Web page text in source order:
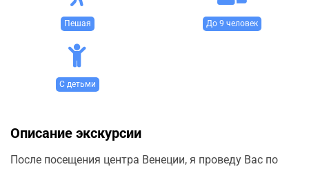
Пешая До 9 человек
С детьми
Описание экскурсии
После посещения центра Венеции, я проведу Вас по